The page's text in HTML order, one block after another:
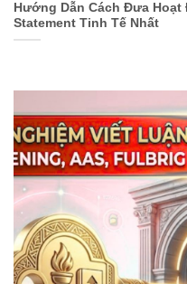
Hướng Dẫn Cách Đưa Hoạt
Statement Tinh Tế Nhất